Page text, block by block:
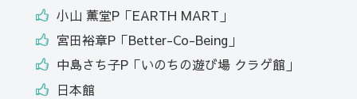
小山 薫堂P「EARTH MART」
宮田裕章P「Better-Co-Being」
中島さち子P「いのちの遊び場 クラゲ館」
日本館